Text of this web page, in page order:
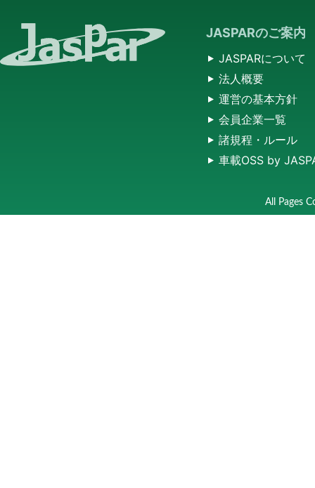
JASPARのご案内
JASPARについて
法人概要
運営の基本方針
会員企業一覧
諸規程・ルール
車載OSS by
All Pages